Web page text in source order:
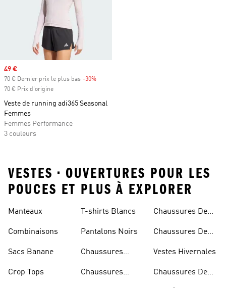
Prix soldé
49 €
70 € Dernier prix le plus bas -30%
70 € Prix d'origine
Veste de running adi365 Seasonal
Femmes
Femmes Performance
3 couleurs
VESTES • OUVERTURES POUR LES
POUCES ET PLUS À EXPLORER
Manteaux
Combinaisons
Sacs Banane
Crop Tops
T-shirts Blancs
Pantalons Noirs
Chaussures
Chaussures
Chaussures De
Chaussures De
Vestes Hivernales
Chaussures De